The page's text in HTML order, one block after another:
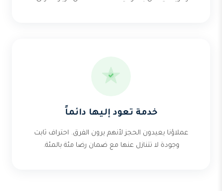
خدمة تعود إليها دائماً
عملاؤنا يعيدون الحجز لأنهم يرون الفرق. احتراف ثابت
وجودة لا تتنازل عنها مع ضمان رضا مئة بالمئة.